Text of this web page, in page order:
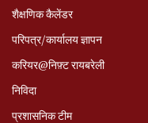
शैक्षणिक कैलेंडर
परिपत्र/कार्यालय ज्ञापन
करियर@निफ़्ट रायबरेली
निविदा
प्रशासनिक टीम